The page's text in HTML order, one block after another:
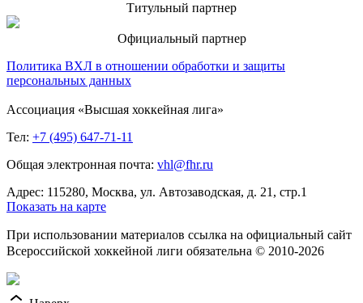
Титульный партнер
Официальный партнер
Политика ВХЛ в отношении обработки и защиты
персональных данных
Ассоциация «Высшая хоккейная лига»
Тел: +7 (495) 647-71-11
Общая электронная почта: vhl@fhr.ru
Адрес: 115280, Москва, ул. Автозаводская, д. 21, стр.1
Показать на карте
При использовании материалов ссылка на официальный сайт
Всероссийской хоккейной лиги обязательна © 2010-2026